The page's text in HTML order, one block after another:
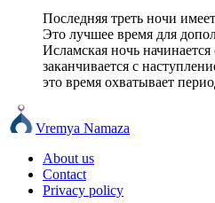
Последняя треть ночи
Это лучшее время для
Исламская ночь
заканчивается с
это время охватывает
Vremya Namaza
About us
Contact
Privacy policy